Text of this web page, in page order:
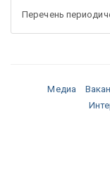
Перечень
Медиа